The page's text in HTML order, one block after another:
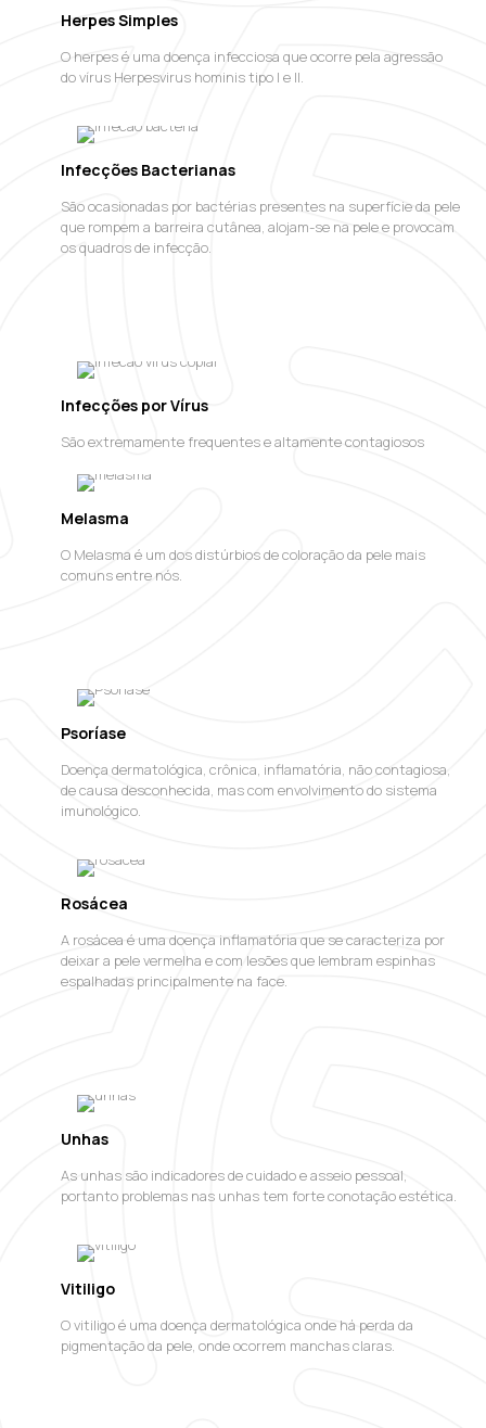
Herpes Simples
O herpes é uma doença infecciosa que ocorre pela agressão
do vírus Herpesvirus hominis tipo I e II.
Infecções Bacterianas
São ocasionadas por bactérias presentes na superfície da pele
que rompem a barreira cutânea, alojam-se na pele e provocam
os quadros de infecção.
Infecções por Vírus
São extremamente frequentes e altamente contagiosos
Melasma
O Melasma é um dos distúrbios de coloração da pele mais
comuns entre nós.
Psoríase
Doença dermatológica, crônica, inflamatória, não contagiosa,
de causa desconhecida, mas com envolvimento do sistema
imunológico.
Rosácea
A rosácea é uma doença inflamatória que se caracteriza por
deixar a pele vermelha e com lesões que lembram espinhas
espalhadas principalmente na face.
Unhas
As unhas são indicadores de cuidado e asseio pessoal,
portanto problemas nas unhas tem forte conotação estética.
Vitiligo
O vitiligo é uma doença dermatológica onde há perda da
pigmentação da pele, onde ocorrem manchas claras.